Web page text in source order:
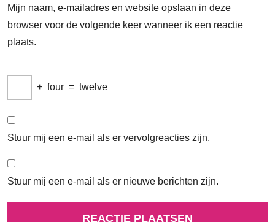
Mijn naam, e-mailadres en website opslaan in deze
browser voor de volgende keer wanneer ik een reactie
plaats.
+ four = twelve
Stuur mij een e-mail als er vervolgreacties zijn.
Stuur mij een e-mail als er nieuwe berichten zijn.